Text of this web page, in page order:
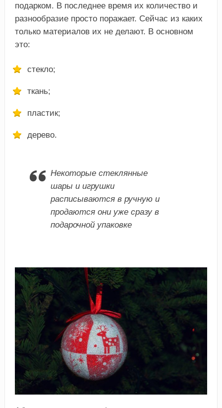
подарком. В последнее время их количество и
разнообразие просто поражает. Сейчас из каких
только материалов их не делают. В основном
это:
стекло;
ткань;
пластик;
дерево.
Некоторые стеклянные
шары и игрушки
расписываются в ручную и
продаются они уже сразу в
подарочной упаковке